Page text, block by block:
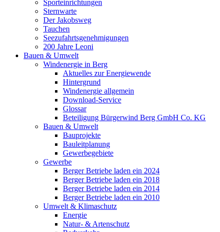
Sporteinrichtungen
Sternwarte
Der Jakobsweg
Tauchen
Seezufahrtsgenehmigungen
200 Jahre Leoni
Bauen & Umwelt
Windenergie in Berg
Aktuelles zur Energiewende
Hintergrund
Windenergie allgemein
Download-Service
Glossar
Beteiligung Bürgerwind Berg GmbH Co. KG
Bauen & Umwelt
Bauprojekte
Bauleitplanung
Gewerbegebiete
Gewerbe
Berger Betriebe laden ein 2024
Berger Betriebe laden ein 2018
Berger Betriebe laden ein 2014
Berger Betriebe laden ein 2010
Umwelt & Klimaschutz
Energie
Natur- & Artenschutz